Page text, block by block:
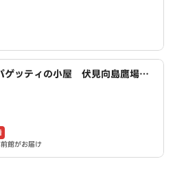
ゲッティの小屋 伏見向島鷹場町
館がお届け